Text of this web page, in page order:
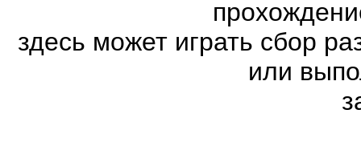
здесь может играть сбор
или